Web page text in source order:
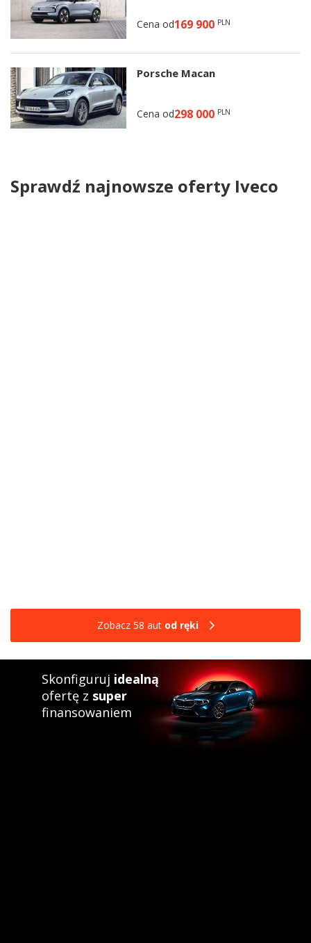
Cena od169 900 PLN
Porsche Macan
Cena od298 000 PLN
Sprawdź najnowsze oferty Iveco
Zobacz 58 aut od ręki
Skonfiguruj idealną
ofertę z super
finansowaniem